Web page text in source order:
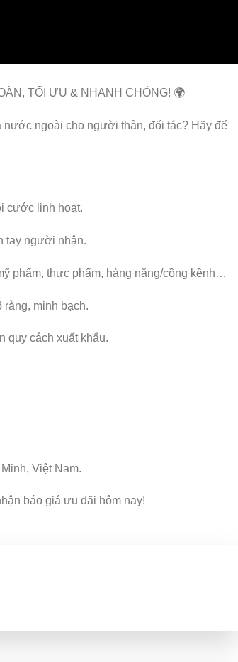
TỐI ƯU & NHANH CHÓNG! 🌍
nước ngoài cho người thân, đối tác? Hãy để
cước linh hoạt.
tay người nhận.
phẩm, thực phẩm, hàng nặng/cồng kềnh…
ràng, minh bạch.
quy cách xuất khẩu.
Việt Nam.
báo giá ưu đãi hôm nay!